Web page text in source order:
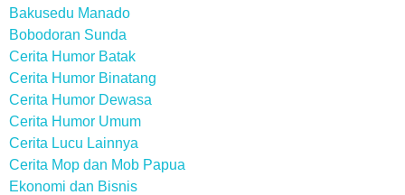
Bakusedu Manado
Bobodoran Sunda
Cerita Humor Batak
Cerita Humor Binatang
Cerita Humor Dewasa
Cerita Humor Umum
Cerita Lucu Lainnya
Cerita Mop dan Mob Papua
Ekonomi dan Bisnis